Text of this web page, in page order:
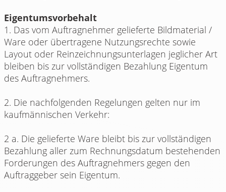
Eigentumsvorbehalt
1. Das vom Auftragnehmer gelieferte Bildmaterial /
Ware oder übertragene Nutzungsrechte sowie
Layout oder Reinzeichnungsunterlagen jeglicher Art
bleiben bis zur vollständigen Bezahlung Eigentum
des Auftragnehmers.
2. Die nachfolgenden Regelungen gelten nur im
kaufmännischen Verkehr:
2 a. Die gelieferte Ware bleibt bis zur vollständigen
Bezahlung aller zum Rechnungsdatum bestehenden
Forderungen des Auftragnehmers gegen den
Auftraggeber sein Eigentum.